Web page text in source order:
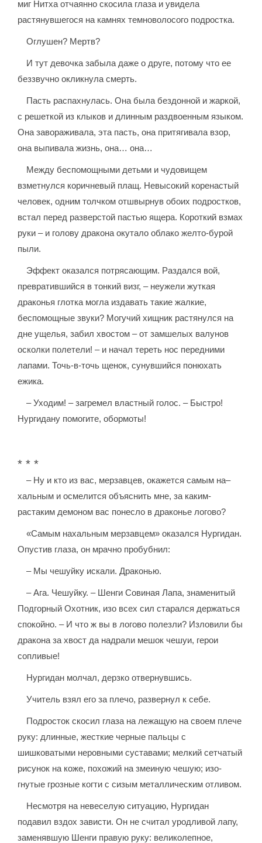
миг Нитха отчаянно скосила глаза и увидела
растянувшегося на камнях темноволосого подростка.
Оглушен? Мертв?
И тут девочка забыла даже о друге, потому что ее
беззвучно окликнула смерть.
Пасть распахнулась. Она была бездонной и жаркой,
с решеткой из клыков и длинным раздвоенным языком.
Она завораживала, эта пасть, она притягивала взор,
она выпивала жизнь, она… она…
Между беспомощными детьми и чудовищем
взметнулся коричневый плащ. Невысокий коренастый
человек, одним толчком отшвырнув обоих подростков,
встал перед разверстой пастью ящера. Короткий взмах
руки – и голову дракона окутало облако желто-бурой
пыли.
Эффект оказался потрясающим. Раздался вой,
превратившийся в тонкий визг, – неужели жуткая
драконья глотка могла издавать такие жалкие,
беспомощные звуки? Могучий хищник растянулся на
дне ущелья, забил хвостом – от замшелых валунов
осколки полетели! – и начал тереть нос передними
лапами. Точь-в-точь щенок, сунувшийся понюхать
ежика.
– Уходим! – загремел властный голос. – Быстро!
Нургидану помогите, обормоты!
* * *
– Ну и кто из вас, мерзавцев, окажется самым на–
хальным и осмелится объяснить мне, за каким-
растаким демоном вас понесло в драконье логово?
«Самым нахальным мерзавцем» оказался Нургидан.
Опустив глаза, он мрачно пробубнил:
– Мы чешуйку искали. Драконью.
– Ага. Чешуйку. – Шенги Совиная Лапа, знаменитый
Подгорный Охотник, изо всех сил старался держаться
спокойно. – И что ж вы в логово полезли? Изловили бы
дракона за хвост да надрали мешок чешуи, герои
сопливые!
Нургидан молчал, дерзко отвернувшись.
Учитель взял его за плечо, развернул к себе.
Подросток скосил глаза на лежащую на своем плече
руку: длинные, жесткие черные пальцы с
шишковатыми неровными суставами; мелкий сетчатый
рисунок на коже, похожий на змеиную чешую; изо-
гнутые грозные когти с сизым металлическим отливом.
Несмотря на невеселую ситуацию, Нургидан
подавил вздох зависти. Он не считал уродливой лапу,
заменявшую Шенги правую руку: великолепное,